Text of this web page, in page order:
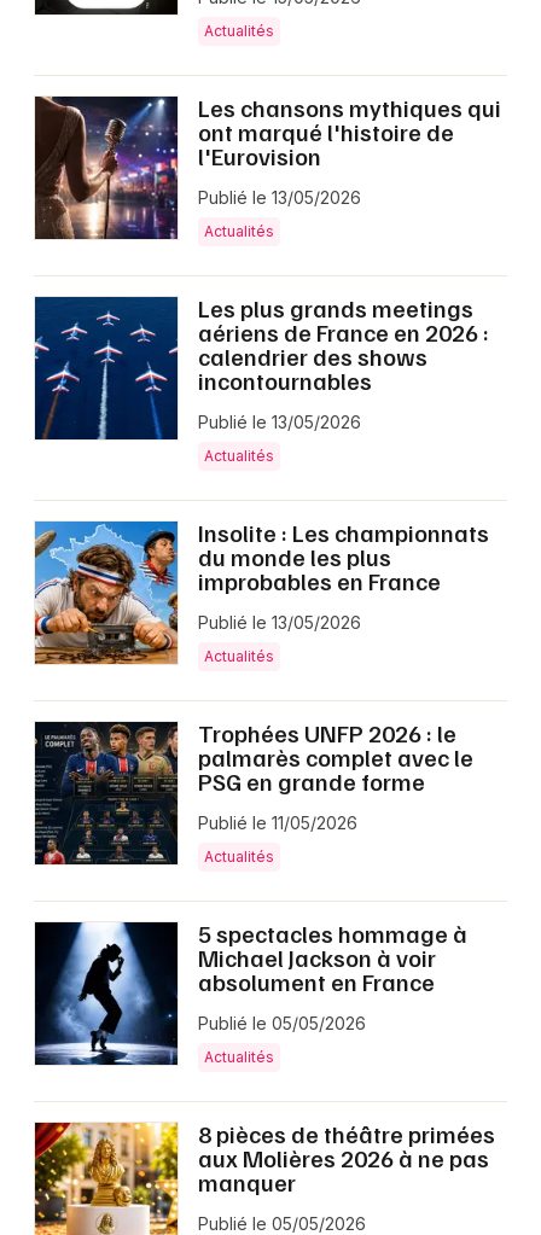
Actualités
Les chansons mythiques qui
ont marqué l'histoire de
l'Eurovision
Publié le 13/05/2026
Actualités
Les plus grands meetings
aériens de France en 2026 :
calendrier des shows
incontournables
Publié le 13/05/2026
Actualités
Insolite : Les championnats
du monde les plus
improbables en France
Publié le 13/05/2026
Actualités
Trophées UNFP 2026 : le
palmarès complet avec le
PSG en grande forme
Publié le 11/05/2026
Actualités
5 spectacles hommage à
Michael Jackson à voir
absolument en France
Publié le 05/05/2026
Actualités
8 pièces de théâtre primées
aux Molières 2026 à ne pas
manquer
Publié le 05/05/2026